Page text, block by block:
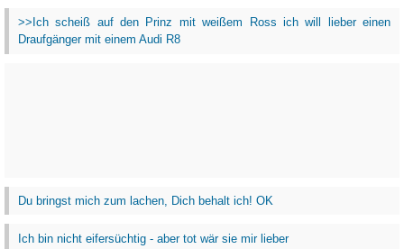
>>Ich scheiß auf den Prinz mit weißem Ross ich will lieber einen
Draufgänger mit einem Audi R8
Du bringst mich zum lachen, Dich behalt ich! OK
Ich bin nicht eifersüchtig - aber tot wär sie mir lieber